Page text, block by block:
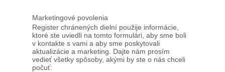
Marketingové povolenia
Register chránených dielní použije informácie,
ktoré ste uviedli na tomto formulári, aby sme boli
v kontakte s vami a aby sme poskytovali
aktualizácie a marketing. Dajte nám prosím
vedieť všetky spôsoby, akými by ste o nás chceli
počuť: